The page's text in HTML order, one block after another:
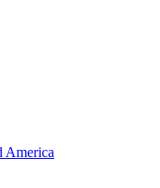
America